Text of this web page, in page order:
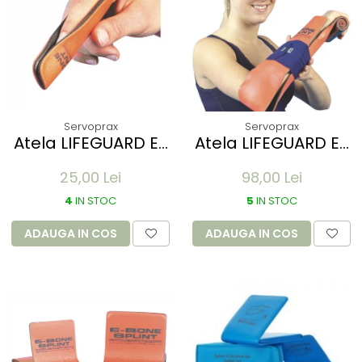
Servoprax
Atela LIFEGUARD E-
imobilizare degete
- refolosibila,
impermeabila,
radio-transparenta
25,00 Lei
4 IN STOC
ADAUGA IN COS
Servoprax
Atela LIFEGUARD E-
imobilizare membre
- refolosibila,
impermeabila,
radio-transparenta
98,00 Lei
5 IN STOC
ADAUGA IN COS